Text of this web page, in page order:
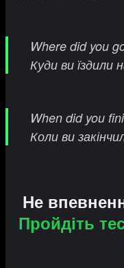
Where did you
Куди ви їздили
When did you
Коли ви
Не
Пройдіть